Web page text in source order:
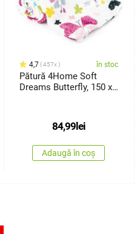
4,7 457x în stoc
Pătură 4Home Soft
Dreams Butterfly, 150 x
84,99 lei
Adaugă în coș